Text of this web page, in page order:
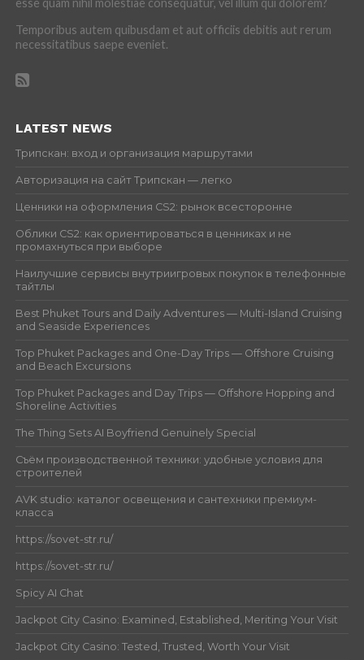
Temporibus autem quibusdam et aut officiis debitis aut rerum
necessitatibus saepe eveniet.
LATEST NEWS
Трипскан: вход и организация маршрутами
Авторизация на сайт Трипскан — легко
Ценники на оформления CS2: рынок всесторонне
Облики CS2: как ориентироваться в ценниках и не
промахнуться при выборе
Наилучшие сервисы внутриигровых покупок в телефонные
тайтлы
Best Phuket Tours and Daily Adventures — Multi-Island Cruising
and Seaside Experiences
Top Phuket Packages and One-Day Trips — Offshore Cruising
and Beach Excursions
Top Phuket Packages and Day Trips — Offshore Hopping and
Shoreline Activities
The Thing Sets AI Boyfriend Genuinely Special
Съём производственной техники: удобные условия для
строителей
AVK studio: каталог освещения и сантехники премиум-
класса
https://sovet-str.ru/
https://sovet-str.ru/
Spicy AI Chat
Jackpot City Casino: Examined, Established, Meriting Your Visit
Jackpot City Casino: Tested, Trusted, Worth Your Visit